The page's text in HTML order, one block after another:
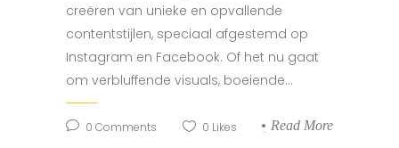
creëren van unieke en opvallende
contentstijlen, speciaal afgestemd op
Instagram en Facebook. Of het nu gaat
om verbluffende visuals, boeiende...
0 Comments 0 Likes Read More